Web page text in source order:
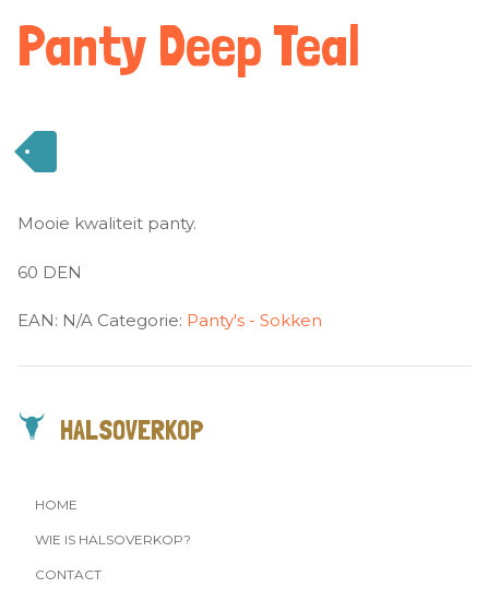
Panty Deep Teal
Mooie kwaliteit panty.
60 DEN
EAN: N/A Categorie: Panty's - Sokken
HALSOVERKOP
HOME
WIE IS HALSOVERKOP?
CONTACT